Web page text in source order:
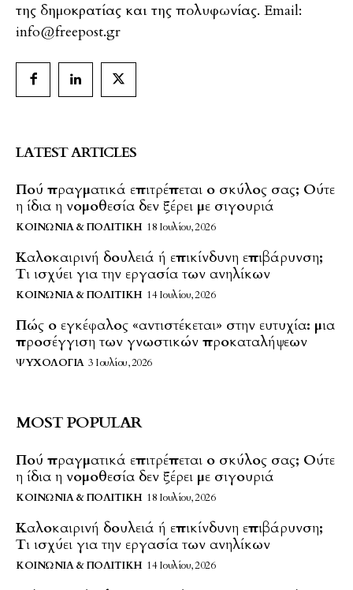
της δημοκρατίας και της πολυφωνίας. Email:
info@freepost.gr
LATEST ARTICLES
Πού πραγματικά επιτρέπεται ο σκύλος σας; Ούτε
η ίδια η νομοθεσία δεν ξέρει με σιγουριά
ΚΟΙΝΩΝΊΑ & ΠΟΛΙΤΙΚΉ 18 Ιουλίου, 2026
Καλοκαιρινή δουλειά ή επικίνδυνη επιβάρυνση;
Τι ισχύει για την εργασία των ανηλίκων
ΚΟΙΝΩΝΊΑ & ΠΟΛΙΤΙΚΉ 14 Ιουλίου, 2026
Πώς ο εγκέφαλος «αντιστέκεται» στην ευτυχία: μια
προσέγγιση των γνωστικών προκαταλήψεων
ΨΥΧΟΛΟΓΊΑ 3 Ιουλίου, 2026
MOST POPULAR
Πού πραγματικά επιτρέπεται ο σκύλος σας; Ούτε
η ίδια η νομοθεσία δεν ξέρει με σιγουριά
ΚΟΙΝΩΝΊΑ & ΠΟΛΙΤΙΚΉ 18 Ιουλίου, 2026
Καλοκαιρινή δουλειά ή επικίνδυνη επιβάρυνση;
Τι ισχύει για την εργασία των ανηλίκων
ΚΟΙΝΩΝΊΑ & ΠΟΛΙΤΙΚΉ 14 Ιουλίου, 2026